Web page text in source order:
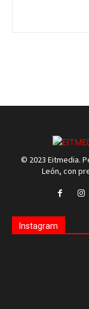
© 2023 Eitmedia.
León, con
Instagram